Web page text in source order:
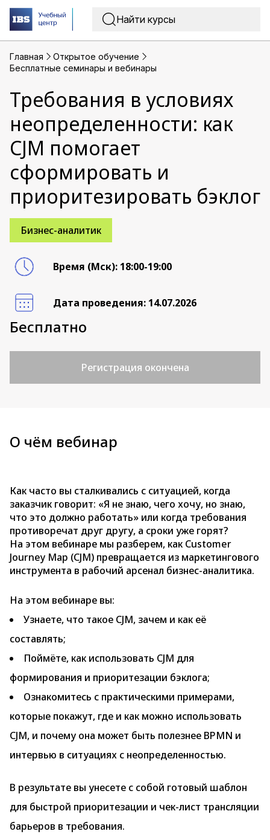
Главная
Открытое обучение
Бесплатные семинары и вебинары
Требования в условиях
неопределенности: как
CJM помогает
сформировать и
приоритезировать бэклог
Бизнес-аналитик
Время (Мск): 18:00-19:00
Дата проведения: 14.07.2026
Бесплатно
Регистрация окончена
О чём вебинар
Как часто вы сталкивались с ситуацией, когда
заказчик говорит: «Я не знаю, чего хочу, но знаю,
что это должно работать» или когда требования
противоречат друг другу, а сроки уже горят?
На этом вебинаре мы разберем, как Customer
Journey Map (CJM) превращается из маркетингового
инструмента в рабочий арсенал бизнес-аналитика.
На этом вебинаре вы:
Узнаете, что такое CJM, зачем и как её
составлять;
Поймёте, как использовать CJM для
формирования и приоритезации бэклога;
Ознакомитесь с практическими примерами,
которые покажут, где и как можно использовать
CJM, и почему она может быть полезнее BPMN и
интервью в ситуациях с неопределенностью.
В результате вы унесете с собой готовый шаблон
для быстрой приоритезации и чек-лист трансляции
барьеров в требования.